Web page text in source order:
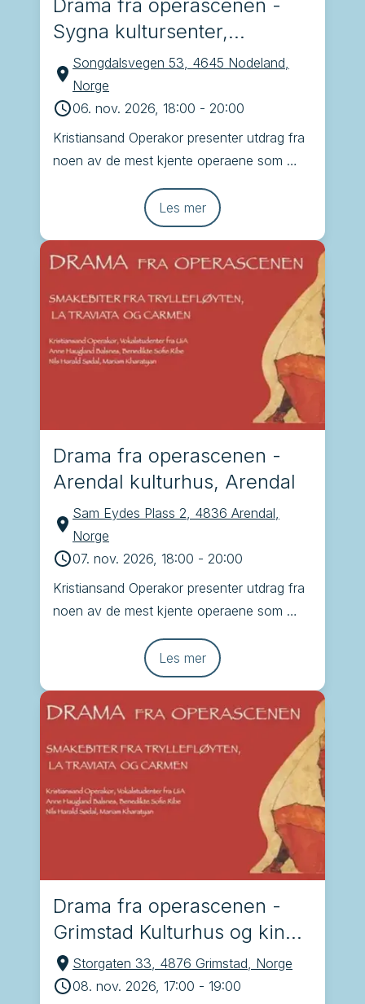
Drama fra operascenen -
Sygna kultursenter,
Nodeland
Songdalsvegen 53, 4645 Nodeland,
Norge
06. nov. 2026, 18:00 - 20:00
Kristiansand Operakor presenter utdrag fra
noen av de mest kjente operaene som
Les mer
Drama fra operascenen -
Arendal kulturhus, Arendal
Sam Eydes Plass 2, 4836 Arendal,
Norge
07. nov. 2026, 18:00 - 20:00
Kristiansand Operakor presenter utdrag fra
noen av de mest kjente operaene som
Les mer
Drama fra operascenen -
Grimstad Kulturhus og kino,
Grimstad
Storgaten 33, 4876 Grimstad, Norge
08. nov. 2026, 17:00 - 19:00